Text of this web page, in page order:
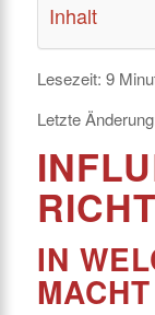
Inhalt
Lesezeit: 9
Letzte
IN